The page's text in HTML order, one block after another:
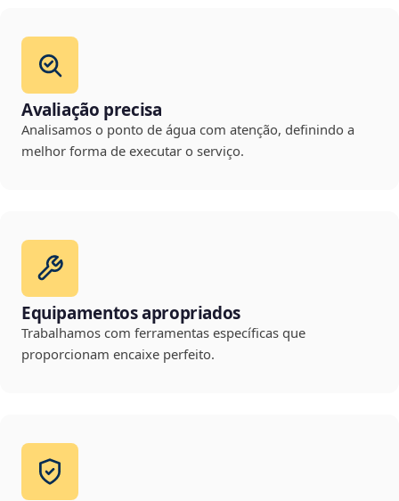
Avaliação precisa
Analisamos o ponto de água com atenção, definindo a
melhor forma de executar o serviço.
Equipamentos apropriados
Trabalhamos com ferramentas específicas que
proporcionam encaixe perfeito.